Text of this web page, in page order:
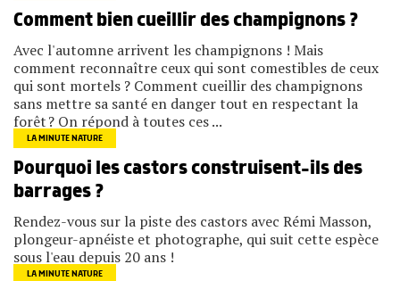
Comment bien cueillir des champignons ?
Avec l'automne arrivent les champignons ! Mais
comment reconnaître ceux qui sont comestibles de ceux
qui sont mortels ? Comment cueillir des champignons
sans mettre sa santé en danger tout en respectant la
forêt ? On répond à toutes ces ...
LA MINUTE NATURE
Pourquoi les castors construisent-ils des
barrages ?
Rendez-vous sur la piste des castors avec Rémi Masson,
plongeur-apnéiste et photographe, qui suit cette espèce
sous l'eau depuis 20 ans !
LA MINUTE NATURE